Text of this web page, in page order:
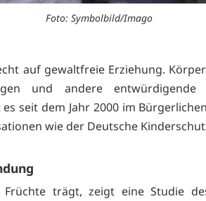
Foto: Symbolbild/Imago
auf gewaltfreie Erziehung.
und andere entwürdigende
seit dem Jahr 2000 im
wie der Deutsche
Früchte trägt, zeigt eine Studie